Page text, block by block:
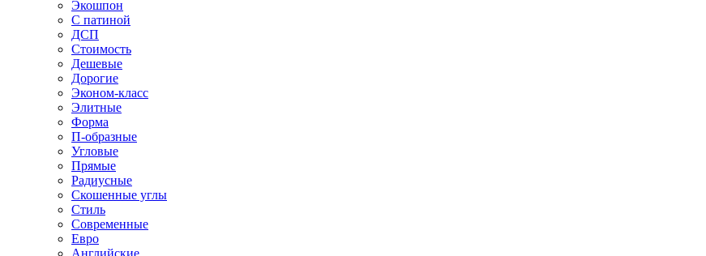
Экошпон
С патиной
ДСП
Стоимость
Дешевые
Дорогие
Эконом-класс
Элитные
Форма
П-образные
Угловые
Прямые
Радиусные
Скошенные углы
Стиль
Современные
Евро
Английские